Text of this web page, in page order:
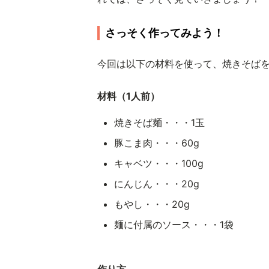
さっそく作ってみよう！
今回は以下の材料を使って、焼きそばを
材料（1人前）
焼きそば麺・・・1玉
豚こま肉・・・60g
キャベツ・・・100g
にんじん・・・20g
もやし・・・20g
麺に付属のソース・・・1袋